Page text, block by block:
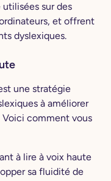
sur des
et offrent
dyslexiques.
une stratégie
à améliorer
comment vous
à lire à voix haute
sa fluidité de